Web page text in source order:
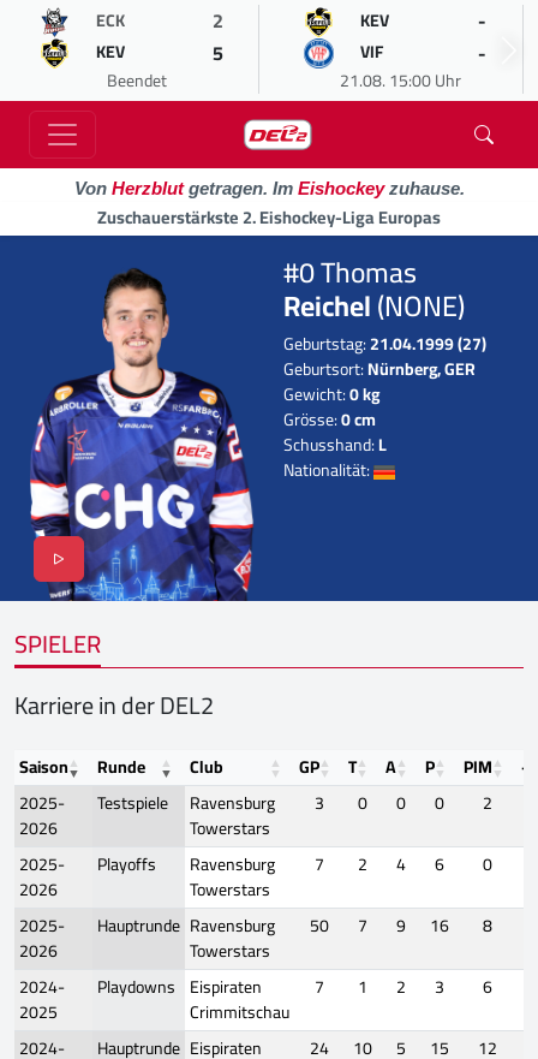
ECK 2
KEV 5
Beendet
KEV -
VIF -
21.08. 15:00 Uhr
Von Herzblutgetragen. Im Eishockeyzuhause.
Zuschauerstärkste 2. Eishockey-Liga Europas
#0 Thomas
Reichel(NONE)
Geburtstag:21.04.1999 (27)
Geburtsort:Nürnberg, GER
Gewicht:0 kg
Grösse:0 cm
Schusshand:L
Nationalität:
SPIELER
Karriere in der DEL2
Saison Runde Club GP T A P PIM
2025-
2026
Testspiele
Ravensburg
Towerstars
3 0 0 0
2
2025-
2026
Playoffs
Ravensburg
Towerstars
7 2 4 6 0
2025-
2026
Hauptrunde Ravensburg
Towerstars
50 7 9 16 8
2024-
2025
Playdowns Eispiraten
Crimmitschau
7 1 2 3
6
2024-
Hauptrunde Eispiraten
24 10 5 15 12